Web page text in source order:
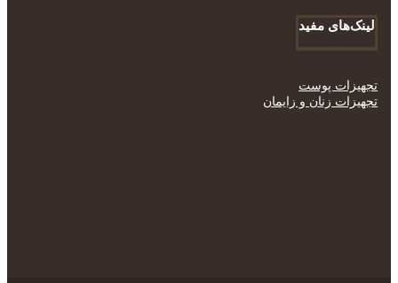
لینک‌های مفید
تجهیزات پوست
تجهیزات زنان و زایمان